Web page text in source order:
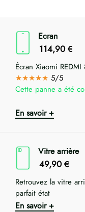
Ecran
114,90 €
Écran Xiaomi
★★★★★ 5/5
Cette panne a été
En savoir +
Vitre arrière
49,90 €
Retrouvez la vitre
parfait état
En savoir +